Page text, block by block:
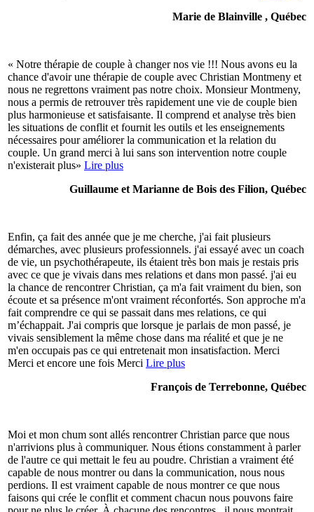
Marie de Blainville , Québec
« Notre thérapie de couple à changer nos vie !!! Nous avons eu la
chance d'avoir une thérapie de couple avec Christian Montmeny et
nous ne regrettons vraiment pas notre choix. Monsieur Montmeny,
nous a permis de retrouver très rapidement une vie de couple bien
plus harmonieuse et satisfaisante. Il comprend et analyse très bien
les situations de conflit et fournit les outils et les enseignements
nécessaires pour améliorer la communication et la relation du
couple. Un grand merci à lui sans son intervention notre couple
n'existerait plus» Lire plus
Guillaume et Marianne de Bois des Filion, Québec
Enfin, ça fait des année que je me cherche, j'ai fait plusieurs
démarches, avec plusieurs professionnels. j'ai essayé avec un coach
de vie, un psychothérapeute, ils étaient très bon mais je restais pris
avec ce que je vivais dans mes relations et dans mon passé. j'ai eu
la chance de rencontrer Christian, ça m'a fait vraiment du bien, son
écoute et sa présence m'ont vraiment réconfortés. Son approche m'a
fait comprendre ce qui se passait dans mes relations, ce qui
m’échappait. J'ai compris que lorsque je parlais de mon passé, je
vivais sensiblement la même chose dans ma réalité et que je ne
m'en occupais pas ce qui entretenait mon insatisfaction. Merci
Merci et encore une fois Merci Lire plus
François de Terrebonne, Québec
Moi et mon chum sont allés rencontrer Christian parce que nous
n'arrivions plus à communiquer. Nous étions constamment à parler
de l'autre ce qui mettait le feu au poudre. Christian a vraiment été
capable de nous montrer ou dans la communication, nous nous
perdions. Il est vraiment capable de nous montrer ce que nous
faisons qui crée le conflit et comment chacun nous pouvons faire